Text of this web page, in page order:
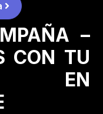
–
CON TU
EN